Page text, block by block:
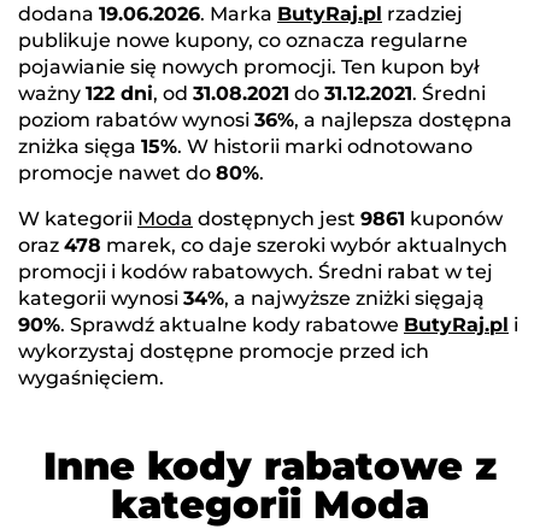
dodana 19.06.2026. Marka ButyRaj.pl rzadziej
publikuje nowe kupony, co oznacza regularne
pojawianie się nowych promocji. Ten kupon był
ważny 122 dni, od 31.08.2021 do 31.12.2021. Średni
poziom rabatów wynosi 36%, a najlepsza dostępna
zniżka sięga 15%. W historii marki odnotowano
promocje nawet do 80%.
W kategorii Moda dostępnych jest 9861 kuponów
oraz 478 marek, co daje szeroki wybór aktualnych
promocji i kodów rabatowych. Średni rabat w tej
kategorii wynosi 34%, a najwyższe zniżki sięgają
90%. Sprawdź aktualne kody rabatowe ButyRaj.pl i
wykorzystaj dostępne promocje przed ich
wygaśnięciem.
Inne kody rabatowe z
kategorii Moda